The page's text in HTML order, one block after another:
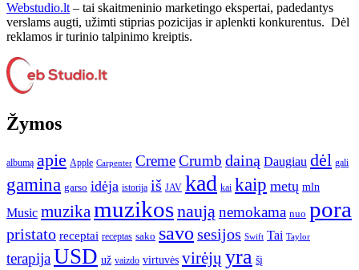
Webstudio.lt– tai skaitmeninio marketingo ekspertai, padedantys
verslams augti, užimti stiprias pozicijas ir aplenkti konkurentus. Dėl
reklamos ir turinio talpinimo kreiptis.
Žymos
albumą apie Apple Carpenter CremeCrumb dainą Daugiau dėl gali
gamina garso idėja istorija iš JAV kad kai kaip metų mln
Music muzikamuzikosnaująnemokama nuo pora
pristato receptai receptas sako savo sesijos Swift Tai Taylor
terapijaUSD už vaizdo virtuvės virėjų yra šį